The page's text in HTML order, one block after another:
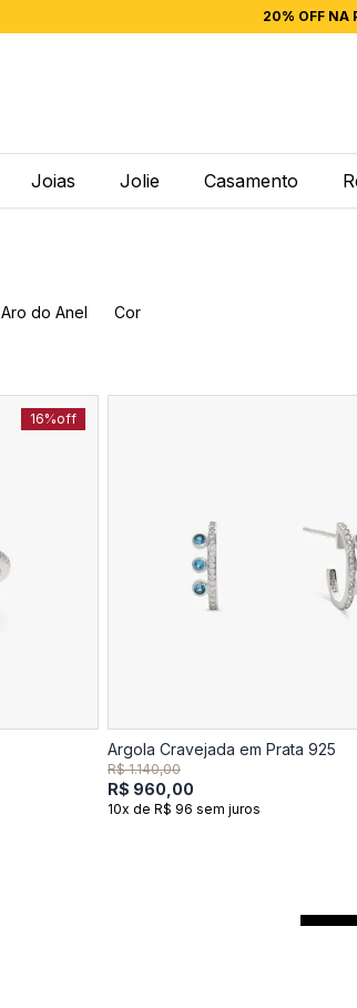
20% OFF NA
Joias Jolie Casamento
Aro do Anel Cor
16%off
Argola Cravejada em Prata 925
R$ 1.140,00
R$ 960,00
10x de R$ 96 sem juros